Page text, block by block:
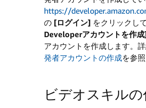
https://
の [ログイン] をクリックし
Developerアカウントを作
アカウントを作成します。詳
発者アカウントの作成を参
ビデオスキルの